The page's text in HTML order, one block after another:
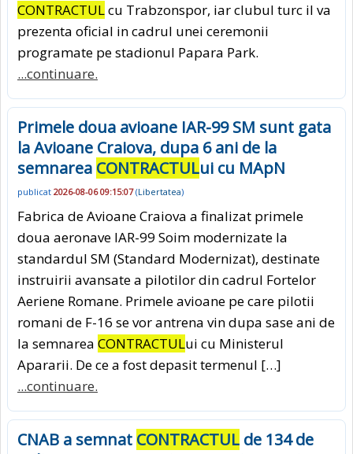
CONTRACTULcu Trabzonspor, iar clubul turc il va
prezenta oficial in cadrul unei ceremonii
programate pe stadionul Papara Park.
...continuare.
Primele doua avioane IAR-99 SM sunt gata
la Avioane Craiova, dupa 6 ani de la
semnarea CONTRACTULui cu MApN
publicat 2026-08-06 09:15:07(Libertatea)
Fabrica de Avioane Craiova a finalizat primele
doua aeronave IAR-99 Soim modernizate la
standardul SM (Standard Modernizat), destinate
instruirii avansate a pilotilor din cadrul Fortelor
Aeriene Romane. Primele avioane pe care pilotii
romani de F-16 se vor antrena vin dupa sase ani de
la semnarea CONTRACTULui cu Ministerul
Apararii. De ce a fost depasit termenul […]
...continuare.
CNAB a semnat CONTRACTUL de 134 de